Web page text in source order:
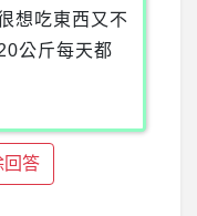
想吃東西又不
公斤每天都
回答